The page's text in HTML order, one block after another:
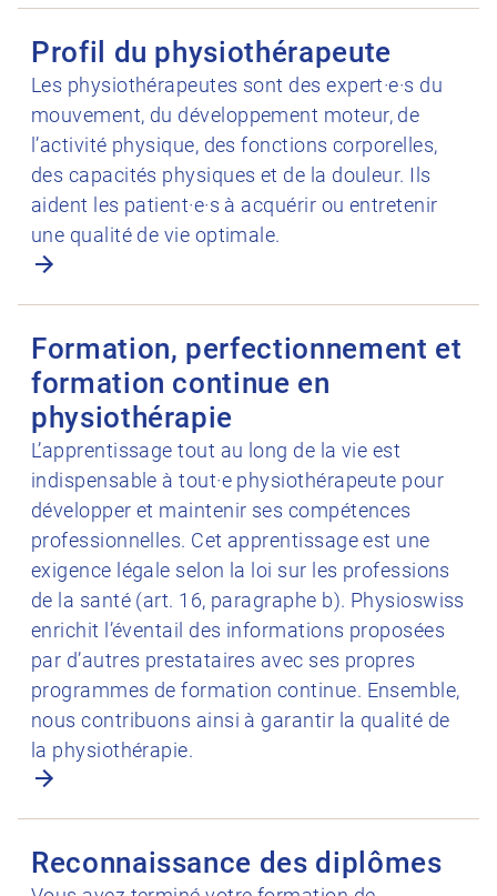
Profil du physiothérapeute
Les physiothérapeutes sont des expert·e·s du
mouvement, du développement moteur, de
l’activité physique, des fonctions corporelles,
des capacités physiques et de la douleur. Ils
aident les patient·e·s à acquérir ou entretenir
une qualité de vie optimale.
Formation, perfectionnement et
formation continue en
physiothérapie
L’apprentissage tout au long de la vie est
indispensable à tout·e physiothérapeute pour
développer et maintenir ses compétences
professionnelles. Cet apprentissage est une
exigence légale selon la loi sur les professions
de la santé (art. 16, paragraphe b). Physioswiss
enrichit l’éventail des informations proposées
par d’autres prestataires avec ses propres
programmes de formation continue. Ensemble,
nous contribuons ainsi à garantir la qualité de
la physiothérapie.
Reconnaissance des diplômes